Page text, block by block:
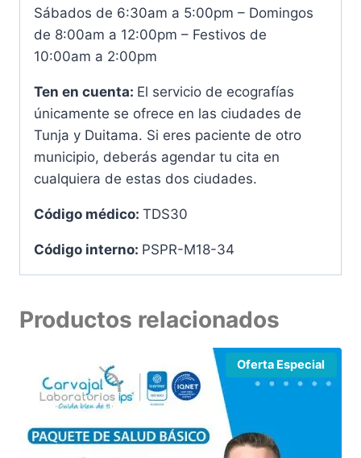
Sábados de 6:30am a 5:00pm – Domingos
de 8:00am a 12:00pm – Festivos de
10:00am a 2:00pm
Ten en cuenta: El servicio de ecografías
únicamente se ofrece en las ciudades de
Tunja y Duitama. Si eres paciente de otro
municipio, deberás agendar tu cita en
cualquiera de estas dos ciudades.
Código médico: TDS30
Código interno: PSPR-M18-34
Productos relacionados
Oferta Especial